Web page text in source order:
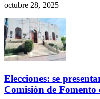
octubre 28, 2025
Elecciones: se
Comisión de